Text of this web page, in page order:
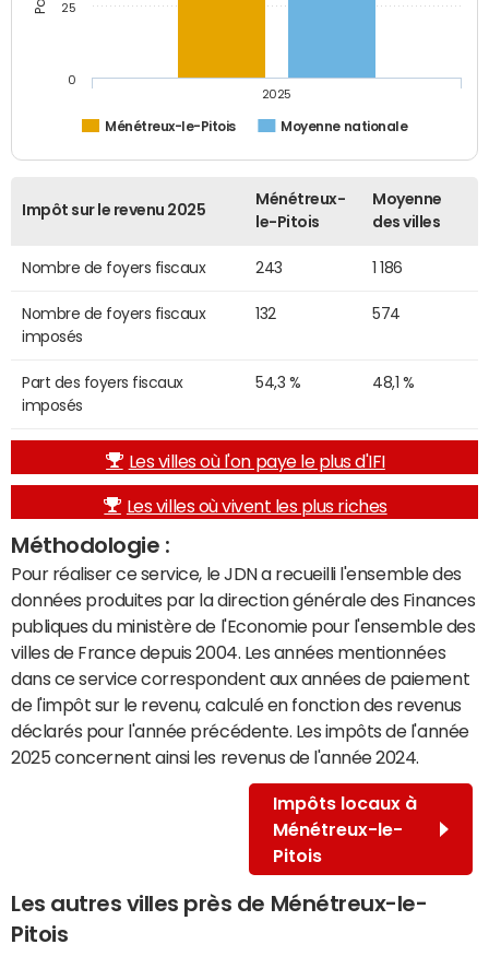
Ménétreux-le-Pitois Moyenne nationale
2025
0
25
Impôt sur le revenu 2025
Ménétreux-
le-Pitois
Moyenne
des villes
Nombre de foyers fiscaux 243 1 186
Nombre de foyers fiscaux
imposés
132 574
Part des foyers fiscaux
imposés
54,3 % 48,1 %
Les villes où l'on paye le plus d'IFI
Les villes où vivent les plus riches
Méthodologie :
Pour réaliser ce service, le JDN a recueilli l'ensemble des
données produites par la direction générale des Finances
publiques du ministère de l'Economie pour l'ensemble des
villes de France depuis 2004. Les années mentionnées
dans ce service correspondent aux années de paiement
de l'impôt sur le revenu, calculé en fonction des revenus
déclarés pour l'année précédente. Les impôts de l'année
2025 concernent ainsi les revenus de l'année 2024.
Impôts locaux à
Ménétreux-le-
Pitois
Les autres villes près de Ménétreux-le-
Pitois